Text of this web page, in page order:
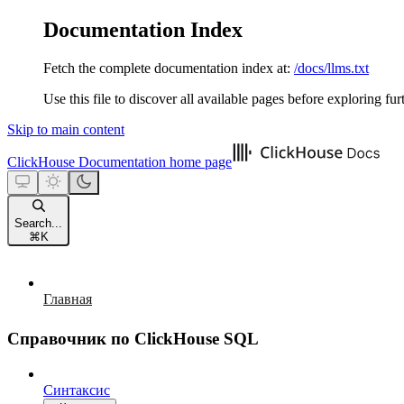
Documentation Index
Fetch the complete documentation index at: /docs/llms.txt
Use this file to discover all available pages before exploring
Skip to main content
ClickHouse Documentation home page
Search...
⌘ K
Главная
Справочник по ClickHouse SQL
Синтаксис